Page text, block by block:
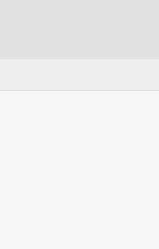
gminnym (Dz.U. z 2017r., poz.
nadrzędne wobec Gminy;
w zakresie i celu określonym w
odbiorcom lub